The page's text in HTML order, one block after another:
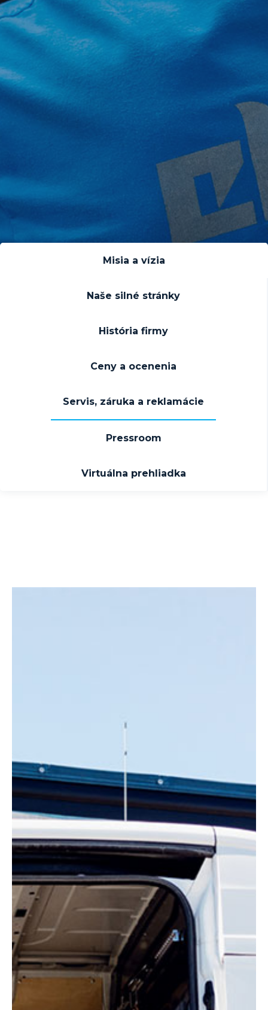
Misia a vízia
Naše silné stránky
História firmy
Ceny a ocenenia
Servis, záruka a reklamácie
Pressroom
Virtuálna prehliadka